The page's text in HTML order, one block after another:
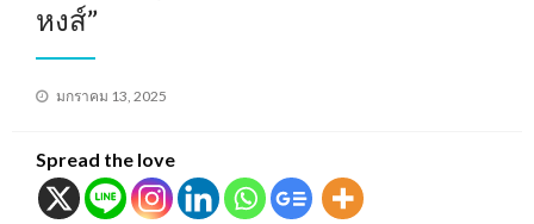
หงส์”
Posted
มกราคม 13, 2025
Spread the love